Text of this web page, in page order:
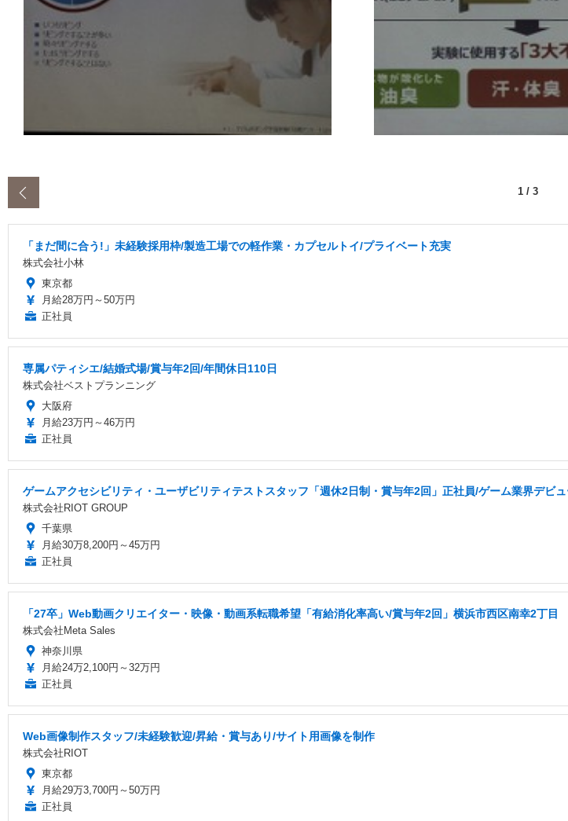
1 / 3
「まだ間に合う!」未経験採用枠/製造工場での軽作業・カプセルトイ/プライベート充実
株式会社小林
東京都
月給28万円～50万円
正社員
専属パティシエ/結婚式場/賞与年2回/年間休日110日
株式会社ベストプランニング
大阪府
月給23万円～46万円
正社員
ゲームアクセシビリティ・ユーザビリティテストスタッフ「週休2日制・賞与年2回」正社員/ゲーム業界デビ
株式会社RIOT GROUP
千葉県
月給30万8,200円～45万円
正社員
「27卒」Web動画クリエイター・映像・動画系転職希望「有給消化率高い/賞与年2回」横浜市西区南幸2丁目
株式会社Meta Sales
神奈川県
月給24万2,100円～32万円
正社員
Web画像制作スタッフ/未経験歓迎/昇給・賞与あり/サイト用画像を制作
株式会社RIOT
東京都
月給29万3,700円～50万円
正社員